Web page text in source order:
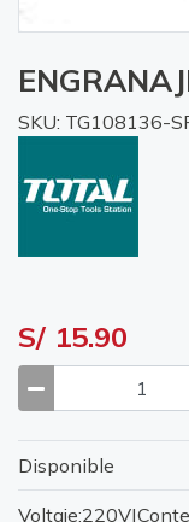
SKU: TG108136-
S/ 15.90
Disponible